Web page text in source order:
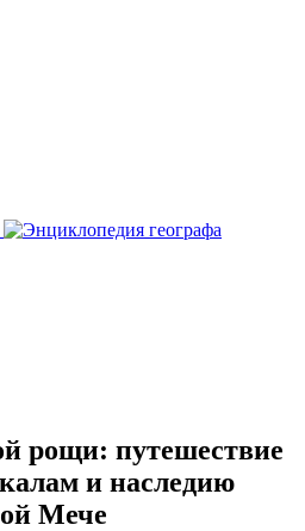
рощи: путешествие
и наследию
Мече